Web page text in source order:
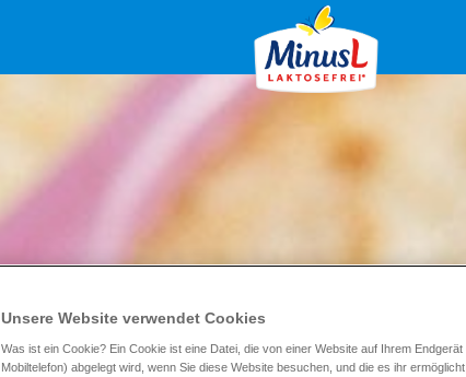
Unsere Website verwendet Cookies
Was ist ein Cookie? Ein Cookie ist eine Datei, die von einer Website auf Ihrem
Mobiltelefon) abgelegt wird, wenn Sie diese Website besuchen, und die es ihr